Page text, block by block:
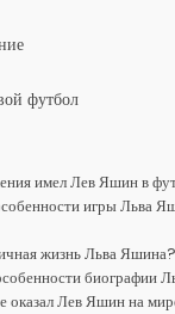
футбол
имел Лев Яшин в
игры Льва
жизнь Льва Яшина?
биографии
оказал Лев Яшин на